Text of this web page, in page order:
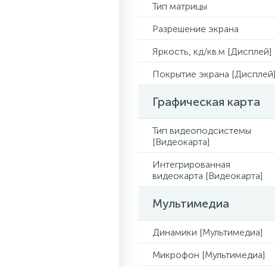
Тип матрицы
Разрешение экрана
Яркость, кд/кв.м [Дисплей]
Покрытие экрана [Дисплей]
Графическая карта
Тип видеоподсистемы
[Видеокарта]
Интегрированная
видеокарта [Видеокарта]
Мультимедиа
Динамики [Мультимедиа]
Микрофон [Мультимедиа]